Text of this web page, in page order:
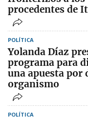
procedentes de
POLÍTICA
Yolanda Díaz
programa para
una apuesta por
organismo
POLÍTICA